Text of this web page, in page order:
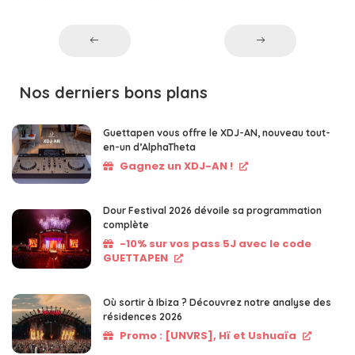
Nos derniers bons plans
Guettapen vous offre le XDJ-AN, nouveau tout-
en-un d’AlphaTheta
Gagnez un XDJ-AN !
Dour Festival 2026 dévoile sa programmation
complète
-10% sur vos pass 5J avec le code
GUETTAPEN
Où sortir à Ibiza ? Découvrez notre analyse des
résidences 2026
Promo : [UNVRS], Hï et Ushuaïa